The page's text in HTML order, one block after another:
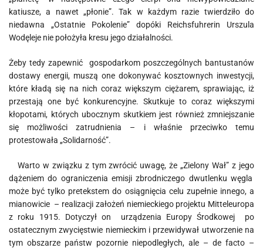
katiusze, a nawet „płonie”. Tak w każdym razie twierdziło do
niedawna „Ostatnie Pokolenie” dopóki Reichsfuhrerin Urszula
Wodęleje nie położyła kresu jego działalności.
Żeby tedy zapewnić gospodarkom poszczególnych bantustanów
dostawy energii, muszą one dokonywać kosztownych inwestycji,
które kładą się na nich coraz większym ciężarem, sprawiając, iż
przestają one być konkurencyjne. Skutkuje to coraz większymi
kłopotami, których ubocznym skutkiem jest również zmniejszanie
się możliwości zatrudnienia – i właśnie przeciwko temu
protestowała „Solidarność”.
Warto w związku z tym zwrócić uwagę, że „Zielony Wał” z jego
dążeniem do ograniczenia emisji zbrodniczego dwutlenku węgla
może być tylko pretekstem do osiągnięcia celu zupełnie innego, a
mianowicie – realizacji założeń niemieckiego projektu Mitteleuropa
z roku 1915. Dotyczył on urządzenia Europy Środkowej po
ostatecznym zwycięstwie niemieckim i przewidywał utworzenie na
tym obszarze państw pozornie niepodległych, ale – de facto –